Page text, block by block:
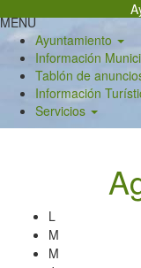
al
contenido
principal
MENU
Ayuntamiento
Información
Tablón de
Información
Servicios
L
M
M